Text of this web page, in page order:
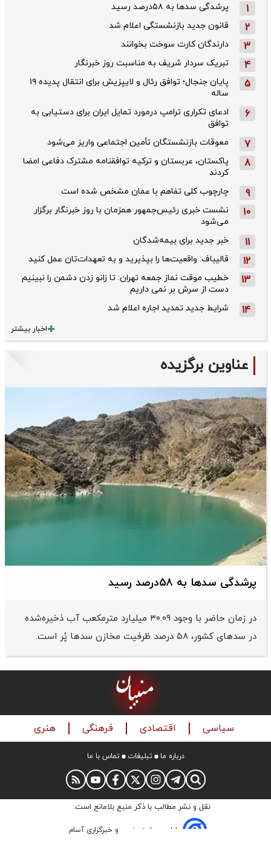
1 پرشدگی سدها به ۵۸درصد رسید
2 قانون جدید بازنشستگی اعلام شد
3 دارندگان کارت سوخت بخوانند
4 تبریک سردار شریف به مناسبت روز خبرنگار
5
پایان جنجال؛ توافق رئال و لایپزیش برای انتقال پدیده ۱۹
ساله
6
ادعای تکراری ترامپ درمورد تمایل ایران برای دستیابی به
توافق
7 معوقات بازنشستگان تأمین اجتماعی واریز می‌شود
8
پاکستان، عربستان و ترکیه توافقنامه مشترک دفاعی امضا
کردند
9 چارچوب کلی تفاهم با عمان مشخص شده است
10
نشست خبری رئیس‌جمهور همزمان با روز خبرنگار برگزار
می‌شود
11 خبر جدید برای بیمه‌شدگان
12 قالیباف: واقعیت‌ها را بپذیرید و به تعهدات‌تان عمل کنید
13
خطیب موقت نماز جمعه تهران: تا زانو زدن دشمن را نبینیم
دست از سرش بر نمی داریم
14 شرایط جدید تمدید اجاره اعلام شد
اخبار بیشتر
عناوین برگزیده
پرشدگی سدها به ۵۸درصد رسید
در زمان حاضر با وجود ۳۰.۰۹ میلیارد مترمکعب آب ذخیره‌شده
در سدهای کشور، ۵۸ درصد ظرفیت مخازن سدها پُر است.
سیاسی اقتصادی فرهنگی هنری
درباره ما تبلیغات تماس با ما
نقل و نشر مطالب با ذکر منبع بلامانع است.
طراحی سایت خبری و خبرگزاری آسام